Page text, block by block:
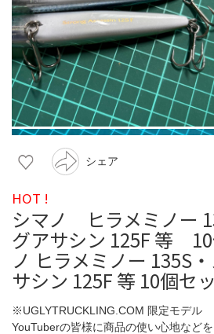
シェア
HOT !
シマノ ヒラメミノー
グアサシン 125F 等
ノ ヒラメミノー 135S
サシン 125F 等 10個セ
※UGLYTRUCKLING.COM 限定モデル
YouTuberの皆様に商品の使い心地など